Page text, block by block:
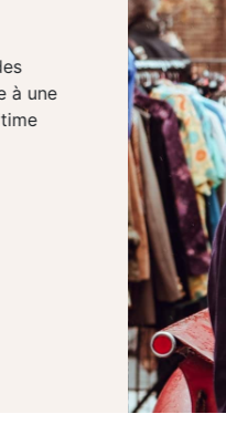
Vintage
vintage de Lyon
les amoureux du
de jolies…